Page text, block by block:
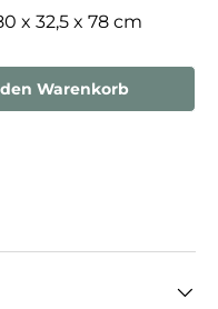
x 32,5 x 78 cm
Warenkorb